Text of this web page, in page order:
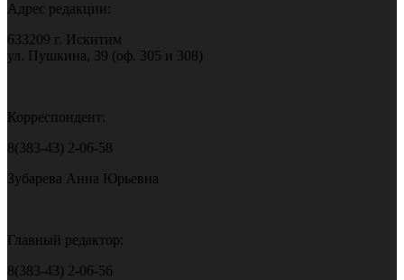
Адрес редакции:
633209 г. Искитим
ул. Пушкина, 39 (оф. 305 и 308)
Корреспондент:
8(383-43) 2-06-58
Зубарева Анна Юрьевна
Главный редактор:
8(383-43) 2-06-56